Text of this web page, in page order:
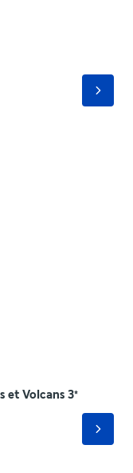
et Volcans 3*